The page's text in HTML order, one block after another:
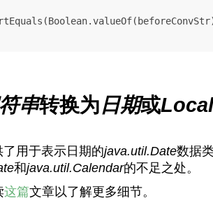
串转换为日期或
用于表示日期的java.util.Date数据
和java.util.Calendar的不足之处。
这篇文章以了解更多细节。